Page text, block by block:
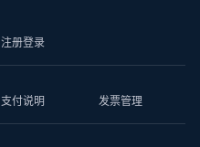
注册登录
支付说明 发票管理